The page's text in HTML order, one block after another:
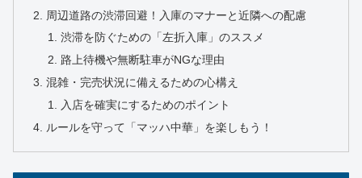
周辺道路の渋滞回避！入庫のマナーと近隣への配慮
渋滞を防ぐための「左折入庫」のススメ
路上待機や無断駐車がNGな理由
混雑・完売状況に備えるための心構え
入店を確実にするためのポイント
ルールを守って「マッハ中華」を楽しもう！